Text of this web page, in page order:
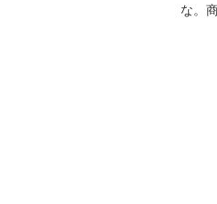
な。